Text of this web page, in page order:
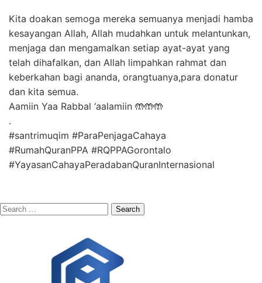
Kita doakan semoga mereka semuanya menjadi hamba
kesayangan Allah, Allah mudahkan untuk melantunkan,
menjaga dan mengamalkan setiap ayat-ayat yang
telah dihafalkan, dan Allah limpahkan rahmat dan
keberkahan bagi ananda, orangtuanya,para donatur
dan kita semua.
Aamiin Yaa Rabbal ‘aalamiin 🤲🤲🤲
.
#santrimuqim #ParaPenjagaCahaya
#RumahQuranPPA #RQPPAGorontalo
#YayasanCahayaPeradabanQuranInternasional
Search